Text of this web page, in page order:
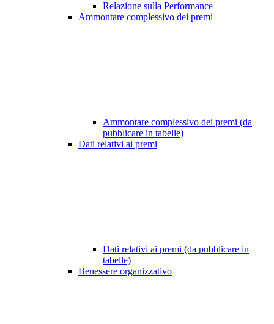
Relazione sulla Performance
Ammontare complessivo dei premi
Ammontare complessivo dei premi (da
pubblicare in tabelle)
Dati relativi ai premi
Dati relativi ai premi (da pubblicare in
tabelle)
Benessere organizzativo